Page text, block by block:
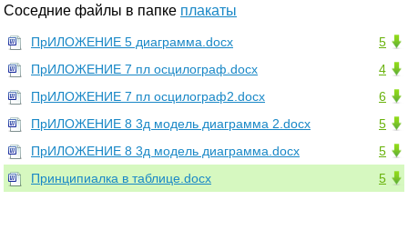
Соседние файлы в папке плакаты
5
ПрИЛОЖЕНИЕ 5 диаграмма.docx
4
ПрИЛОЖЕНИЕ 7 пл осцилограф.docx
6
ПрИЛОЖЕНИЕ 7 пл осцилограф2.docx
5
ПрИЛОЖЕНИЕ 8 3д модель диаграмма 2.docx
5
ПрИЛОЖЕНИЕ 8 3д модель диаграмма.docx
5
Принципиалка в таблице.docx